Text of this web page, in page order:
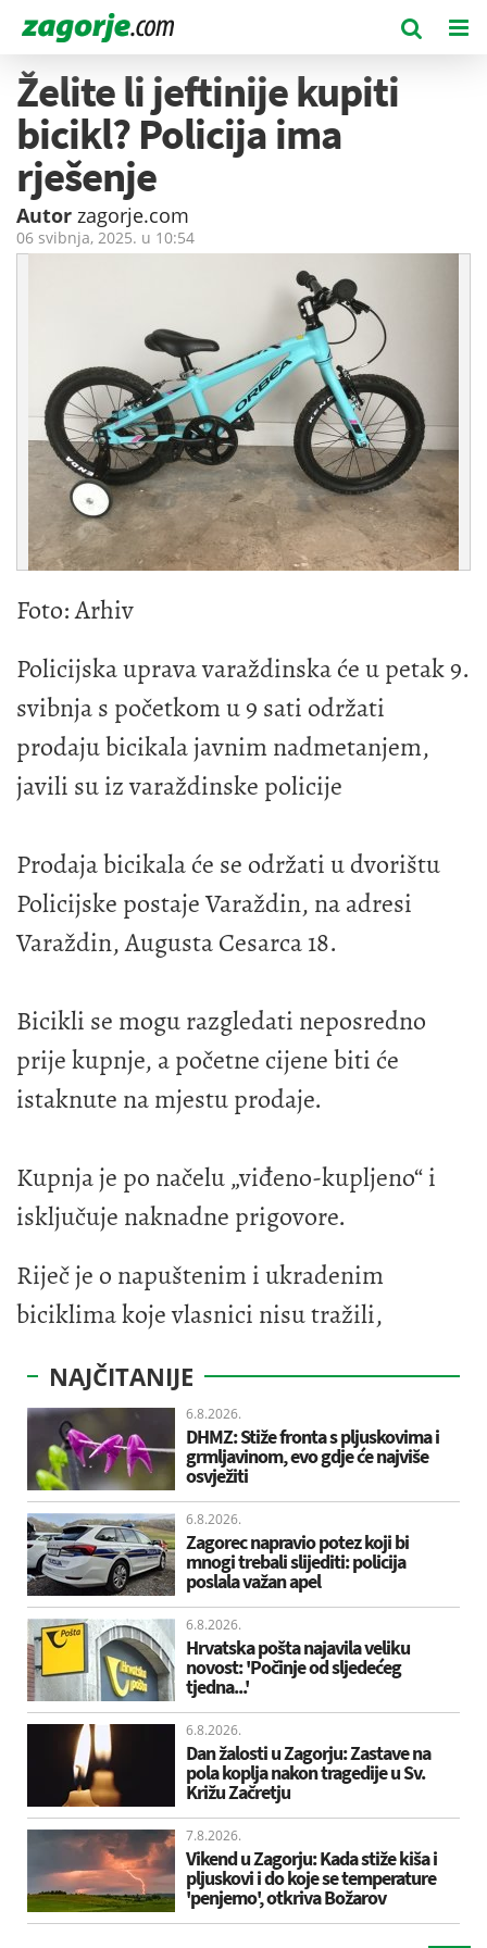
Želite li jeftinije kupiti
bicikl? Policija ima
rješenje
Autor zagorje.com
06 svibnja, 2025. u 10:54
Foto: Arhiv
Policijska uprava varaždinska će u petak 9.
svibnja s početkom u 9 sati održati
prodaju bicikala javnim nadmetanjem,
javili su iz varaždinske policije
Prodaja bicikala će se održati u dvorištu
Policijske postaje Varaždin, na adresi
Varaždin, Augusta Cesarca 18.
Bicikli se mogu razgledati neposredno
prije kupnje, a početne cijene biti će
istaknute na mjestu prodaje.
Kupnja je po načelu „viđeno-kupljeno“ i
isključuje naknadne prigovore.
Riječ je o napuštenim i ukradenim
biciklima koje vlasnici nisu tražili,
NAJČITANIJE
6.8.2026.
DHMZ: Stiže fronta s pljuskovima i
grmljavinom, evo gdje će najviše
osvježiti
6.8.2026.
Zagorec napravio potez koji bi
mnogi trebali slijediti: policija
poslala važan apel
6.8.2026.
Hrvatska pošta najavila veliku
novost: 'Počinje od sljedećeg
tjedna...'
6.8.2026.
Dan žalosti u Zagorju: Zastave na
pola koplja nakon tragedije u Sv.
Križu Začretju
7.8.2026.
Vikend u Zagorju: Kada stiže kiša i
pljuskovi i do koje se temperature
'penjemo', otkriva Božarov